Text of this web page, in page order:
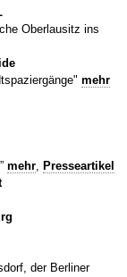
Oberlausitz ins
mehr
mehr, Presseartikel
der Berliner